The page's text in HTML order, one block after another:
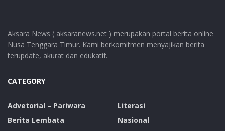
Aksara News ( aksaranews.net ) merupakan portal berita online
Nusa Tenggara Timur. Kami berkomitmen menyajikan berita
terupdate, akurat dan edukatif.
CATEGORY
Advetorial – Pariwara
Berita Lembata
Literasi
Nasional